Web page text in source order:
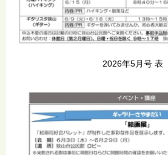
2026年5月号 表